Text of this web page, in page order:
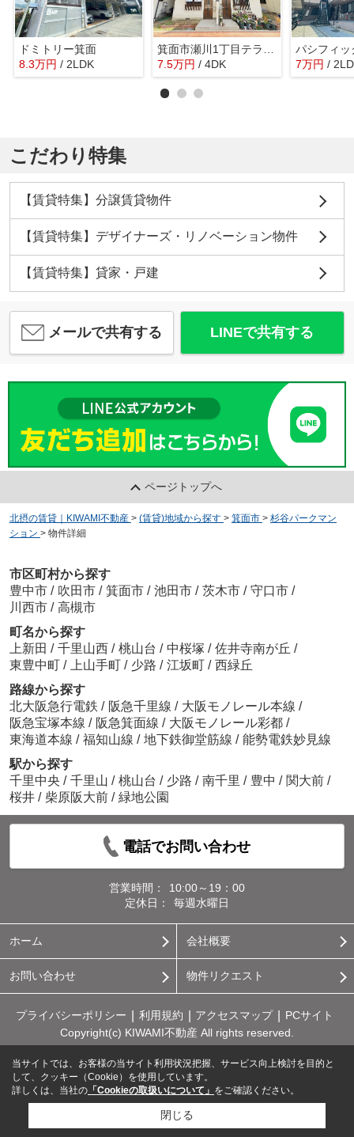
ドミトリー箕面
8.3万円 / 2LDK
7.5万円 / 4DK
パシフィッ
7万円 /
こだわり特集
【賃貸特集】分譲賃貸物件
【賃貸特集】デザイナーズ・リノベーション物件
【賃貸特集】貸家・戸建
メールで共有する LINEで共有する
ページトップへ
北摂の賃貸｜KIWAMI不動産 > (賃貸)地域から探す > 箕面市 > 杉谷パークマン
ション > 物件詳細
市区町村から探す
豊中市 / 吹田市 / 箕面市 / 池田市 / 茨木市 / 守口市 /
川西市 / 高槻市
町名から探す
上新田 / 千里山西 / 桃山台 / 中桜塚 / 佐井寺南が丘 /
東豊中町 / 上山手町 / 少路 / 江坂町 / 西緑丘
路線から探す
北大阪急行電鉄 / 阪急千里線 / 大阪モノレール本線 /
阪急宝塚本線 / 阪急箕面線 / 大阪モノレール彩都 /
東海道本線 / 福知山線 / 地下鉄御堂筋線 / 能勢電鉄妙見線
駅から探す
千里中央 / 千里山 / 桃山台 / 少路 / 南千里 / 豊中 / 関大前 /
桜井 / 柴原阪大前 / 緑地公園
電話でお問い合わせ
営業時間：
10:00～19：00
定休日：
毎週水曜日
ホーム 会社概要
お問い合わせ 物件リクエスト
プライバシーポリシー 利用規約 アクセスマップ
PCサイト
Copyright(c) KIWAMI不動産 All rights reserved.
当サイトでは、お客様の当サイト利用状況把握、サービス向上検討を目的と
して、クッキー（Cookie）を使用しています。
詳しくは、当社の 「Cookieの取扱いについて」 をご確認ください。
閉じる